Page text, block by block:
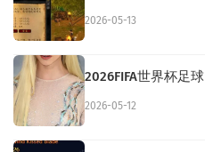
2026-05-13
2026FIFA世界杯足
2026-05-12